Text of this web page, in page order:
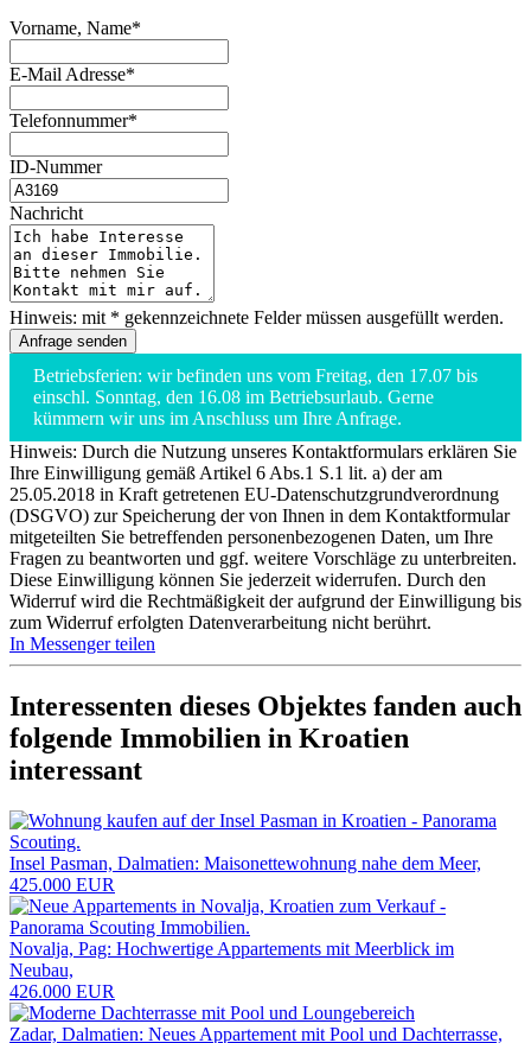
Vorname, Name*
E-Mail Adresse*
Telefonnummer*
ID-Nummer
Nachricht
Hinweis: mit * gekennzeichnete Felder müssen ausgefüllt werden.
Betriebsferien: wir befinden uns vom Freitag, den 17.07 bis
einschl. Sonntag, den 16.08 im Betriebsurlaub. Gerne
kümmern wir uns im Anschluss um Ihre Anfrage.
Hinweis: Durch die Nutzung unseres Kontaktformulars erklären Sie
Ihre Einwilligung gemäß Artikel 6 Abs.1 S.1 lit. a) der am
25.05.2018 in Kraft getretenen EU-Datenschutzgrundverordnung
(DSGVO) zur Speicherung der von Ihnen in dem Kontaktformular
mitgeteilten Sie betreffenden personenbezogenen Daten, um Ihre
Fragen zu beantworten und ggf. weitere Vorschläge zu unterbreiten.
Diese Einwilligung können Sie jederzeit widerrufen. Durch den
Widerruf wird die Rechtmäßigkeit der aufgrund der Einwilligung bis
zum Widerruf erfolgten Datenverarbeitung nicht berührt.
In Messenger teilen
Interessenten dieses Objektes fanden auch
folgende Immobilien in Kroatien
interessant
Insel Pasman, Dalmatien: Maisonettewohnung nahe dem Meer,
425.000 EUR
Novalja, Pag: Hochwertige Appartements mit Meerblick im
Neubau,
426.000 EUR
Zadar, Dalmatien: Neues Appartement mit Pool und Dachterrasse,